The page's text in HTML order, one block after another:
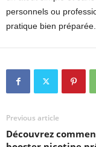
personnels ou
pratique bien préparée.
Previous article
Découvrez